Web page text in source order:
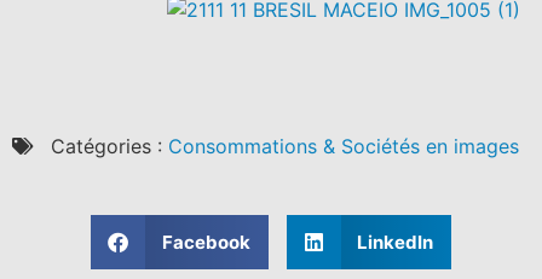
Catégories : Consommations & Sociétés en images
Facebook LinkedIn